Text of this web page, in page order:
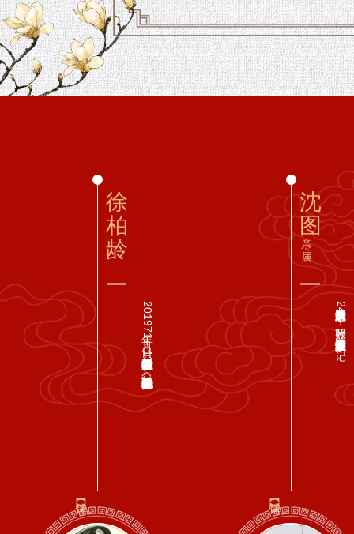
徐
柏
龄
2019年7月1日，原民航局老领导徐柏龄捐赠出133张珍贵历史照片和《政要专机的绝密飞行》...
沈
图
亲
属
原民航总局局长沈图亲属捐赠244张照片，反映了党和国家领导人对民航工作的亲切关怀，记...